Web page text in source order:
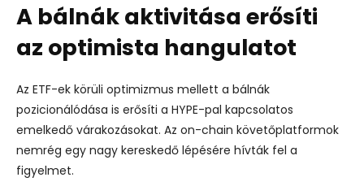
A bálnák aktivitása erősíti
az optimista hangulatot
Az ETF-ek körüli optimizmus mellett a bálnák
pozicionálódása is erősíti a HYPE-pal kapcsolatos
emelkedő várakozásokat. Az on-chain követőplatformok
nemrég egy nagy kereskedő lépésére hívták fel a
figyelmet.